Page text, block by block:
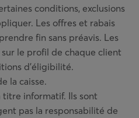
conditions, exclusions
Les offres et rabais
fin sans préavis. Les
le profil de chaque client
d’éligibilité.
la caisse.
titre informatif. Ils sont
pas la responsabilité de